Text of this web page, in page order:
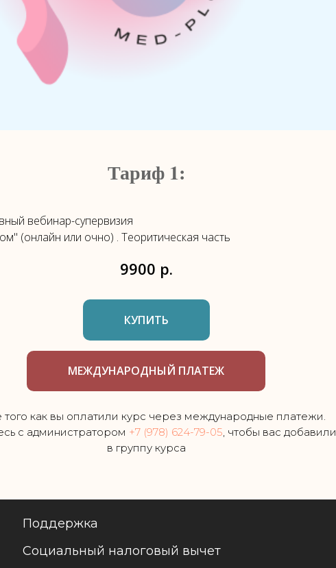
Тариф 1:
вебинар-супервизия
(онлайн или очно) . Теоритическая часть
9900 р.
КУПИТЬ
МЕЖДУНАРОДНЫЙ ПЛАТЕЖ
того как вы оплатили курс через международные платежи.
с администратором +7 (978) 624-79-05, чтобы вас добавили
в группу курса
Социальный налоговый вычет
Поддержка